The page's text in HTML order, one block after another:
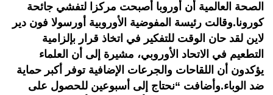
الصحة العالمية أن أوروبا أصبحت مركزا لتفشي جائحة
كورونا.وقالت رئيسة المفوضية الأوروبية أورسولا فون دير
لاين لقد حان الوقت للتفكير في اتخاذ قرار بإلزامية
التطعيم في الاتحاد الأوروبي، مشيرة إلى أن العلماء
يؤكدون أن اللقاحات والجرعات الإضافية توفر أكبر حماية
ضد الوباء.وأضافت “نحتاج إلى أسبوعين للحصول على